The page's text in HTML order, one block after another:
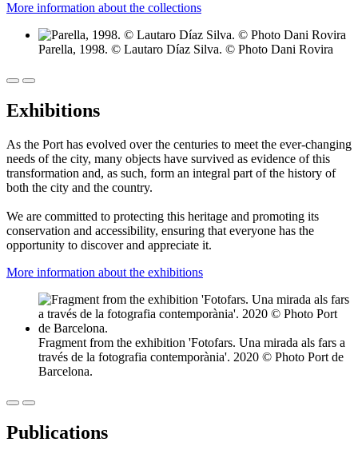
More information about the collections
Parella, 1998. © Lautaro Díaz Silva. © Photo Dani Rovira
Exhibitions
As the Port has evolved over the centuries to meet the ever-changing
needs of the city, many objects have survived as evidence of this
transformation and, as such, form an integral part of the history of
both the city and the country.
We are committed to protecting this heritage and promoting its
conservation and accessibility, ensuring that everyone has the
opportunity to discover and appreciate it.
More information about the exhibitions
Fragment from the exhibition 'Fotofars. Una mirada als fars a
través de la fotografia contemporània'. 2020 © Photo Port de
Barcelona.
Publications